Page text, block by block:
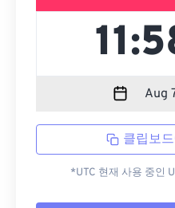
클립보
*UTC 현재 사용 중인